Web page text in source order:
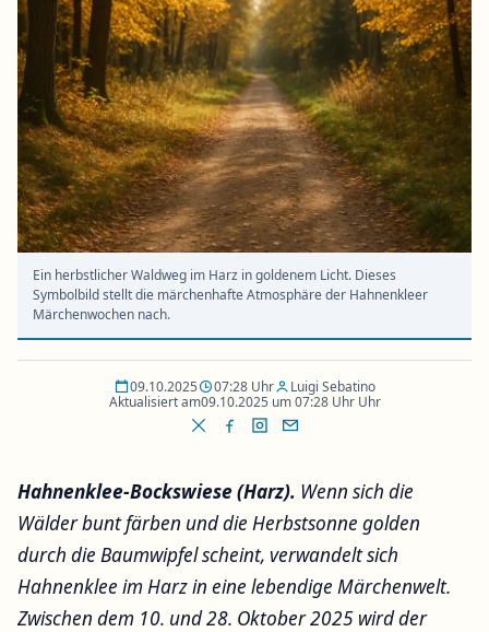
Ein herbstlicher Waldweg im Harz in goldenem Licht. Dieses
Symbolbild stellt die märchenhafte Atmosphäre der Hahnenkleer
Märchenwochen nach.
09.10.2025 07:28 Uhr
Luigi Sebatino
Aktualisiert am09.10.2025 um 07:28 Uhr Uhr
Hahnenklee-Bockswiese (Harz). Wenn sich die
Wälder bunt färben und die Herbstsonne golden
durch die Baumwipfel scheint, verwandelt sich
Hahnenklee im Harz in eine lebendige Märchenwelt.
Zwischen dem 10. und 28. Oktober 2025 wird der